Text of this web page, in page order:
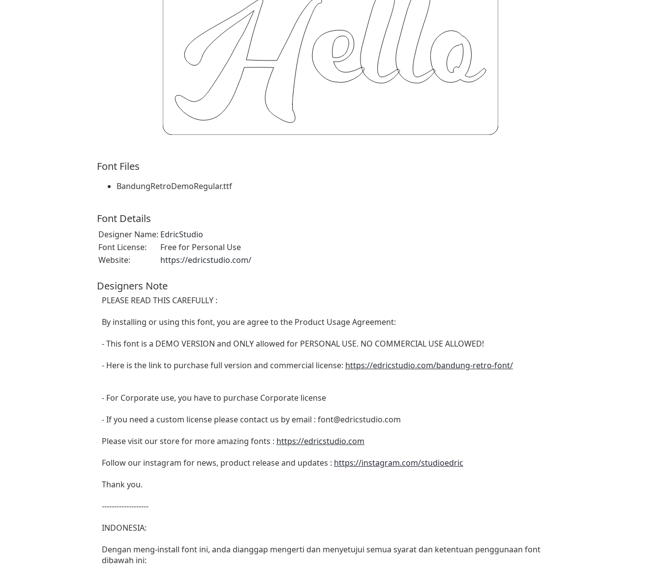
Font Files
BandungRetroDemoRegular.ttf
Font Details
Designer Name: EdricStudio
Font License:
Free for Personal Use
Website:
https://edricstudio.com/
Designers Note
PLEASE READ THIS CAREFULLY :
By installing or using this font, you are agree to the Product Usage Agreement:
- This font is a DEMO VERSION and ONLY allowed for PERSONAL USE. NO COMMERCIAL USE ALLOWED!
- Here is the link to purchase full version and commercial license: https://edricstudio.com/bandung-retro-font/
- For Corporate use, you have to purchase Corporate license
- If you need a custom license please contact us by email : font@edricstudio.com
Please visit our store for more amazing fonts : https://edricstudio.com
Follow our instagram for news, product release and updates : https://instagram.com/studioedric
Thank you.
-------------------
INDONESIA:
Dengan meng-install font ini, anda dianggap mengerti dan menyetujui semua syarat dan ketentuan penggunaan font
dibawah ini: